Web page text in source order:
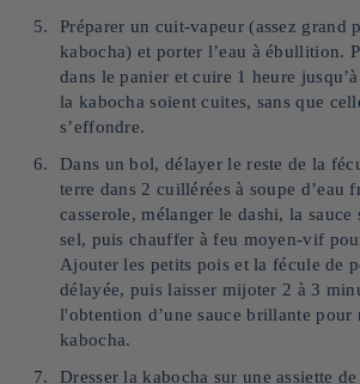
Préparer un cuit-vapeur (assez grand
kabocha) et porter l’eau à ébullition.
dans le panier et cuire 1 heure
la kabocha soient cuites, sans que
s’effondre.
Dans un bol, délayer le reste de la
terre dans 2 cuillérées à soupe d’eau
casserole, mélanger le dashi, la sauce
sel, puis chauffer à feu moyen-vif
Ajouter les petits pois et la fécule de
délayée, puis laisser mijoter 2 à 3
l'obtention d’une sauce brillante pour
kabocha.
Dresser la kabocha sur une assiette